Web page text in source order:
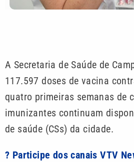
A Secretaria de Saúde de
117.597 doses de vacina
quatro primeiras semanas de
imunizantes continuam
de saúde (CSs) da cidade.
? Participe dos canais VTV